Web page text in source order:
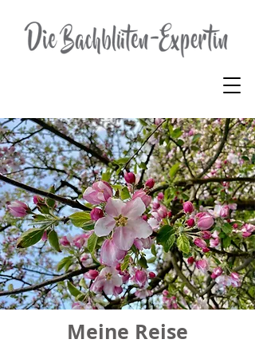
Meine Reise